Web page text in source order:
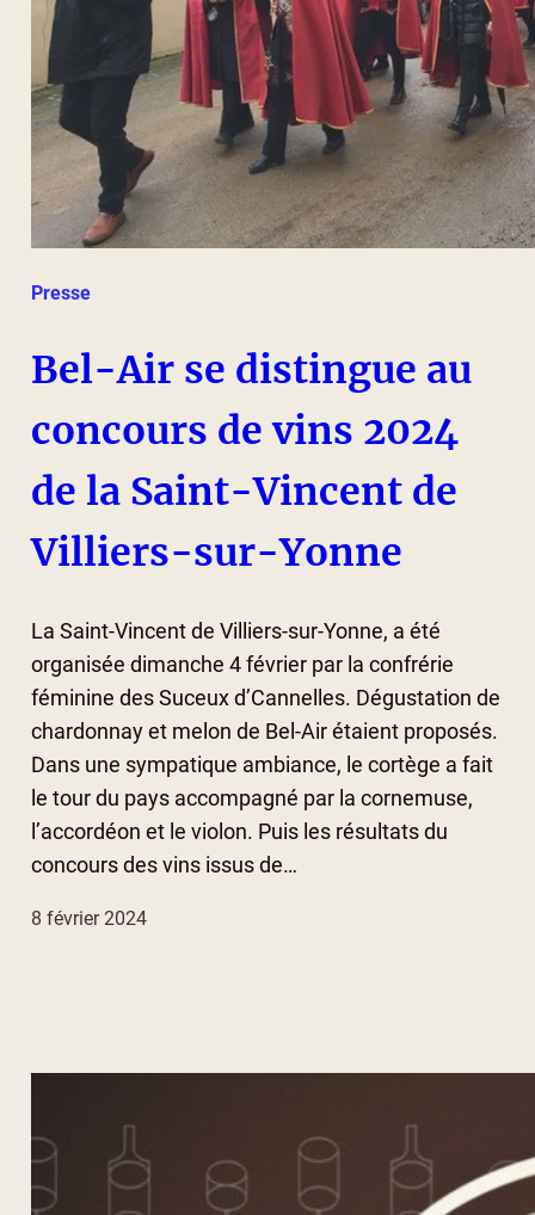
Presse
Bel-Air se distingue au
concours de vins 2024
de la Saint-Vincent de
Villiers-sur-Yonne
La Saint-Vincent de Villiers-sur-Yonne, a été
organisée dimanche 4 février par la confrérie
féminine des Suceux d’Cannelles. Dégustation de
chardonnay et melon de Bel-Air étaient proposés.
Dans une sympatique ambiance, le cortège a fait
le tour du pays accompagné par la cornemuse,
l’accordéon et le violon. Puis les résultats du
concours des vins issus de…
8 février 2024